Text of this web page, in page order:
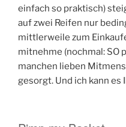
einfach so praktisch)
auf zwei Reifen nur
mittlerweile zum
mitnehme (nochmal: SO
manchen lieben
gesorgt. Und ich kann es